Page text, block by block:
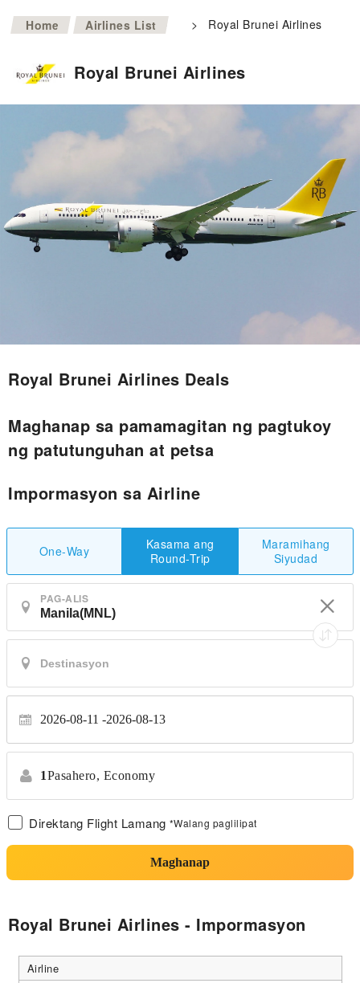
Home >
Airlines List > Royal Brunei Airlines
Royal Brunei Airlines
Royal Brunei Airlines Deals
Maghanap sa pamamagitan ng pagtukoy
ng patutunguhan at petsa
Impormasyon sa Airline
One-Way
Kasama ang
Round-Trip
Maramihang
Siyudad
PAG-ALIS
2026-08-11 2026-08-13
1Pasahero, Economy
Direktang Flight Lamang *Walang paglilipat
Maghanap
Royal Brunei Airlines - Impormasyon
Airline